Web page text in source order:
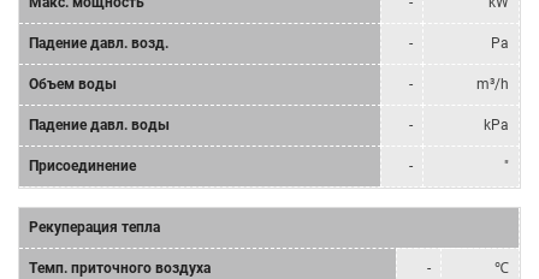
Падение давл. возд. - Pa
Объем воды - m³/h
Падение давл. воды - kPa
Присоединение - "
Рекуперация тепла
Tемп. приточного воздуха - ℃